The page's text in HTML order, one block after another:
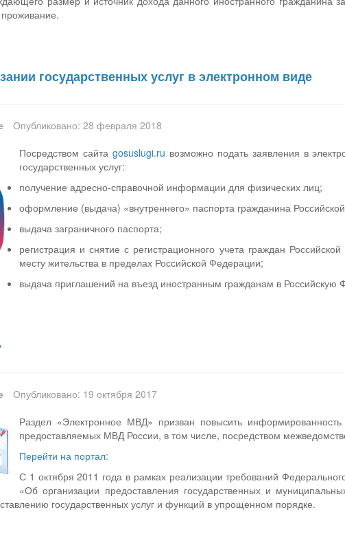
государственных услуг в электронном виде
Опубликовано: 28 февраля 2018
Посредством сайта gosuslugi.ru возможно подать заявления в
государственных услуг:
получение адресно-справочной информации для физических лиц;
оформление (выдача) «внутреннего» паспорта гражданина
выдача заграничного паспорта;
регистрация и снятие с регистрационного учета граждан
месту жительства в пределах Российской Федерации;
выдача приглашений на въезд иностранным гражданам в Российскую
Опубликовано: 19 октября 2017
Раздел «Электронное МВД» призван повысить информированность
предоставляемых МВД России, в том числе, посредством
Перейти на портал:
С 1 октября 2011 года в рамках реализации требований
«Об организации предоставления государственных и
государственных услуг и функций в упрощенном порядке.